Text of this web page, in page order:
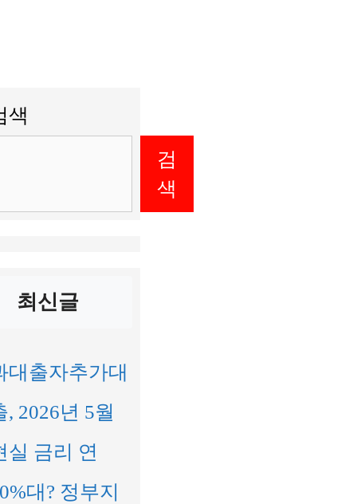
색
검
색
최신글
대출자추가대
, 2026년 5월
실 금리 연
대? 정부지